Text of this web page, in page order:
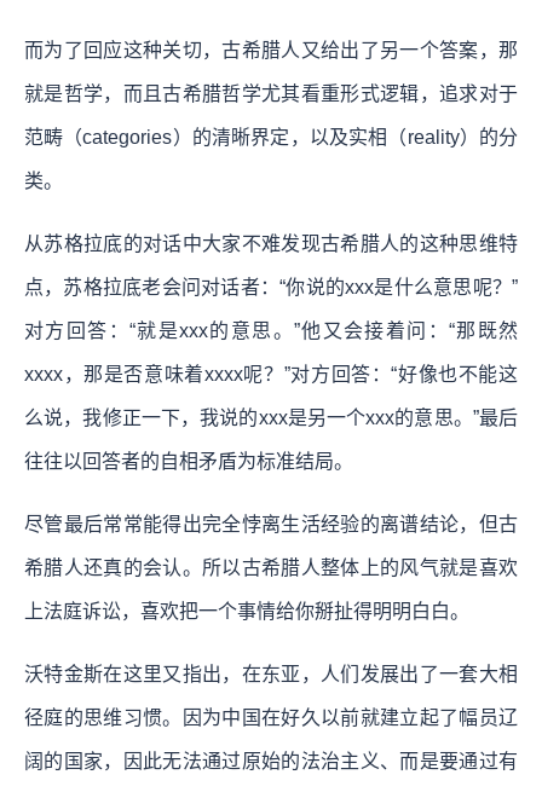
而为了回应这种关切，古希腊人又给出了另一个答案，那
就是哲学，而且古希腊哲学尤其看重形式逻辑，追求对于
范畴（categories）的清晰界定，以及实相（reality）的分
类。
从苏格拉底的对话中大家不难发现古希腊人的这种思维特
点，苏格拉底老会问对话者：“你说的xxx是什么意思呢？”
对方回答：“就是xxx的意思。”他又会接着问：“那既然
xxxx，那是否意味着xxxx呢？”对方回答：“好像也不能这
么说，我修正一下，我说的xxx是另一个xxx的意思。”最后
往往以回答者的自相矛盾为标准结局。
尽管最后常常能得出完全悖离生活经验的离谱结论，但古
希腊人还真的会认。所以古希腊人整体上的风气就是喜欢
上法庭诉讼，喜欢把一个事情给你掰扯得明明白白。
沃特金斯在这里又指出，在东亚，人们发展出了一套大相
径庭的思维习惯。因为中国在好久以前就建立起了幅员辽
阔的国家，因此无法通过原始的法治主义、而是要通过有